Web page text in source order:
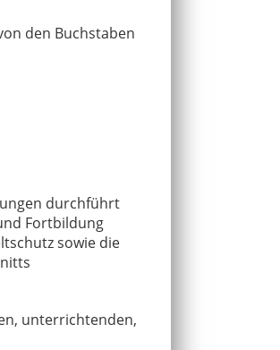
den Buchstaben
durchführt
Fortbildung
sowie die
unterrichtenden,